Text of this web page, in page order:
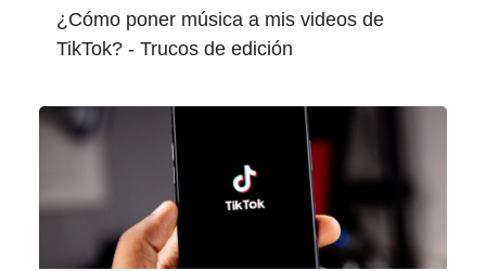
¿Cómo poner música a mis videos de
TikTok? - Trucos de edición